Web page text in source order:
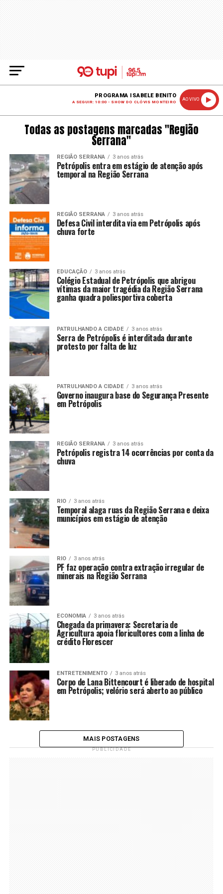
PROGRAMA ISABELE BENITO
A SEGUIR: 10:00 - SHOW DO CLÓVIS MONTEIRO
AO VIVO
Todas as postagens marcadas "Região
Serrana"
REGIÃO SERRANA 3 anos atrás
Petrópolis entra em estágio de atenção após
temporal na Região Serrana
REGIÃO SERRANA 3 anos atrás
Defesa Civil interdita via em Petrópolis após
chuva forte
EDUCAÇÃO 3 anos atrás
Colégio Estadual de Petrópolis que abrigou
vítimas da maior tragédia da Região Serrana
ganha quadra poliesportiva coberta
PATRULHANDO A CIDADE 3 anos atrás
Serra de Petrópolis é interditada durante
protesto por falta de luz
PATRULHANDO A CIDADE 3 anos atrás
Governo inaugura base do Segurança Presente
em Petrópolis
REGIÃO SERRANA 3 anos atrás
Petrópolis registra 14 ocorrências por conta da
chuva
RIO 3 anos atrás
Temporal alaga ruas da Região Serrana e deixa
municípios em estágio de atenção
RIO 3 anos atrás
PF faz operação contra extração irregular de
minerais na Região Serrana
ECONOMIA 3 anos atrás
Chegada da primavera: Secretaria de
Agricultura apoia floricultores com a linha de
crédito Florescer
ENTRETENIMENTO 3 anos atrás
Corpo de Lana Bittencourt é liberado de hospital
em Petrópolis; velório será aberto ao público
MAIS POSTAGENS
PUBLICIDADE